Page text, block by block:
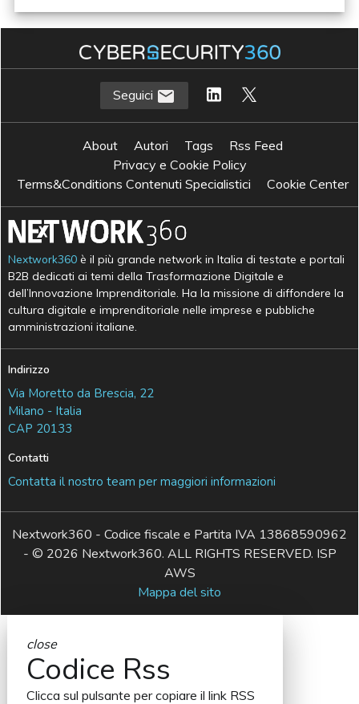
Seguici
About Autori Tags
Rss Feed
Privacy e Cookie Policy
Terms&Conditions Contenuti Specialistici
Cookie Center
Nextwork360 è il più grande network in Italia di testate e portali
B2B dedicati ai temi della Trasformazione Digitale e
dell’Innovazione Imprenditoriale. Ha la missione di diffondere la
cultura digitale e imprenditoriale nelle imprese e pubbliche
amministrazioni italiane.
Indirizzo
Via Moretto da Brescia, 22
Milano - Italia
CAP 20133
Contatti
Contatta il nostro team per maggiori informazioni
Nextwork360 - Codice fiscale e Partita IVA 13868590962
- © 2026 Nextwork360. ALL RIGHTS RESERVED. ISP
AWS
Mappa del sito
close
Codice Rss
Clicca sul pulsante per copiare il link RSS